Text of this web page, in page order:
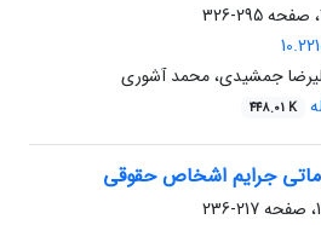
295-326
جمشیدی، محمد آشوری
448.01 K
جرایم اشخاص حقوقی
217-236